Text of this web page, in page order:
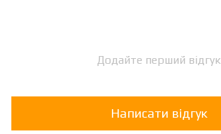
Додайте перший відгук
Написати відгук